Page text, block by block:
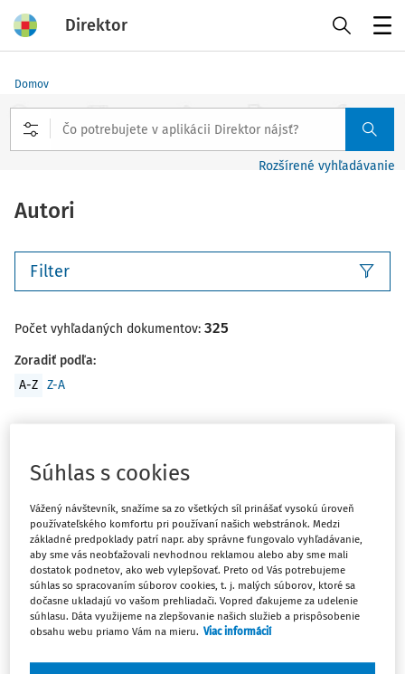
Direktor
Domov
Rozšírené vyhľadávanie
Autori
Filter
Počet vyhľadaných dokumentov: 325
Zoradiť podľa:
A-Z Z-A
Simonetta Babiaková
Publikované: 7 dokumentov
Ján Bajtoš
Publikácie vo WK: Didaktika vysokej školy
Publikované: 3 dokumentov
Súhlas s cookies
Vážený návštevník, snažíme sa zo všetkých síl prinášať vysokú úroveň
používateľského komfortu pri používaní našich webstránok. Medzi
základné predpoklady patrí napr. aby správne fungovalo vyhľadávanie,
aby sme vás neobťažovali nevhodnou reklamou alebo aby sme mali
dostatok podnetov, ako web vylepšovať. Preto od Vás potrebujeme
súhlas so spracovaním súborov cookies, t. j. malých súborov, ktoré sa
dočasne ukladajú vo vašom prehliadači. Vopred ďakujeme za udelenie
súhlasu. Dáta využijeme na zlepšovanie našich služieb a prispôsobenie
obsahu webu priamo Vám na mieru. Viac informácií